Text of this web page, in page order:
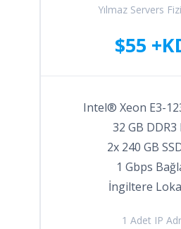
Yılmaz Servers
$55
Intel® Xeon E3-
32 GB DDR3
2x 240 GB
1 Gbps
İngiltere
1 Adet IP